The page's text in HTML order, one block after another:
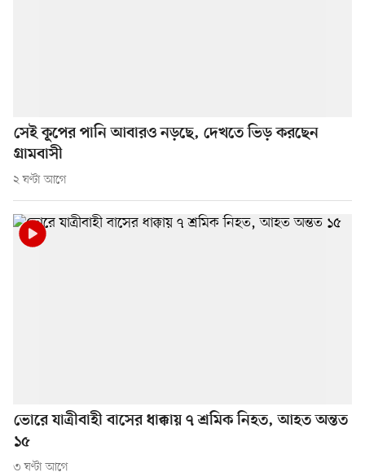
সেই কূপের পানি আবারও নড়ছে, দেখতে ভিড় করছেন
গ্রামবাসী
২ ঘণ্টা আগে
ভোরে যাত্রীবাহী বাসের ধাক্কায় ৭ শ্রমিক নিহত, আহত অন্তত
১৫
৩ ঘণ্টা আগে